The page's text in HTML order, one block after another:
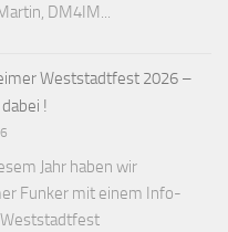
DM4IM...
Weststadtfest 2026 –
!
Jahr haben wir
Funker mit einem Info-